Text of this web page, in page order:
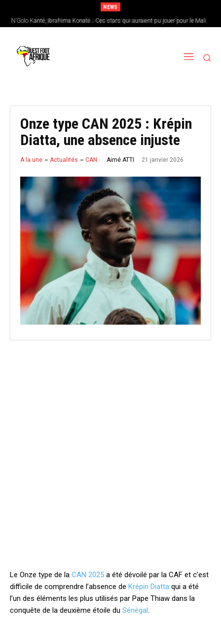
NEWS
N’Golo Kanté, Ibrahima Konaté… Ces stars qui auraient pu jouer pour le Mali
Sénégal : Patrick Vieira en pole position pour remplacer Pape Thiaw
Onze type CAN 2025 : Krépin
Diatta, une absence injuste
A la une Actualités CAN Aimé ATTI 21 janvier 2026
Le Onze type de la CAN 2025 a été dévoilé par la CAF et c’est
difficile de comprendre l’absence de Krépin Diatta qui a été
l’un des éléments les plus utilisés par Pape Thiaw dans la
conquête de la deuxième étoile du Sénégal.